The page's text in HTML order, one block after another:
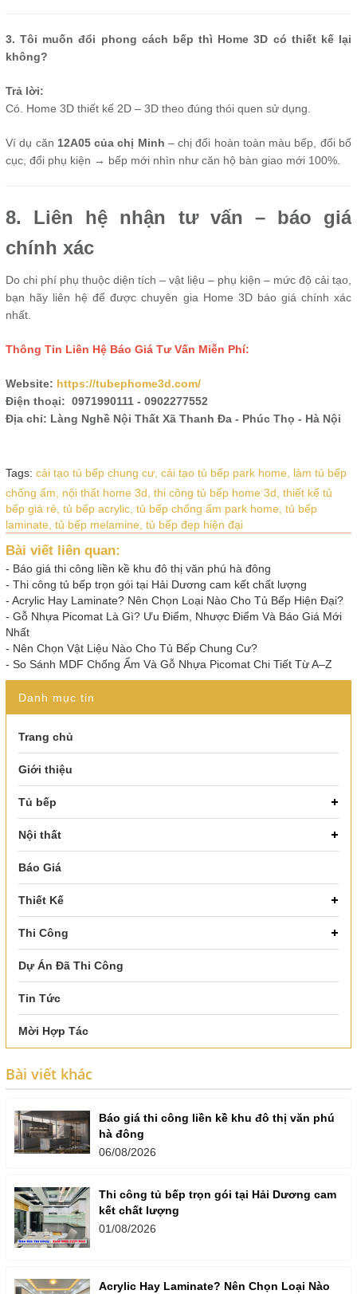
3. Tôi muốn đổi phong cách bếp thì Home 3D có thiết kế lại
không?
Trả lời:
Có. Home 3D thiết kế 2D – 3D theo đúng thói quen sử dụng.
Ví dụ căn 12A05 của chị Minh – chị đổi hoàn toàn màu bếp, đổi bố
cục, đổi phụ kiện → bếp mới nhìn như căn hộ bàn giao mới 100%.
8. Liên hệ nhận tư vấn – báo giá
chính xác
Do chi phí phụ thuộc diện tích – vật liệu – phụ kiện – mức độ cải tạo,
bạn hãy liên hệ để được chuyên gia Home 3D báo giá chính xác
nhất.
Thông Tin Liên Hệ Báo Giá Tư Vấn Miễn Phí:
Website: https://tubephome3d.com/
Điện thoại: 0971990111 - 0902277552
Địa chỉ: Làng Nghề Nội Thất Xã Thanh Đa - Phúc Thọ - Hà Nội
Tags: cải tạo tủ bếp chung cư, cải tạo tủ bếp park home, làm tủ bếp
chống ẩm, nội thất home 3d, thi công tủ bếp home 3d, thiết kế tủ
bếp giá rẻ, tủ bếp acrylic, tủ bếp chống ẩm park home, tủ bếp
laminate, tủ bếp melamine, tủ bếp đẹp hiện đại
Bài viết liên quan:
- Báo giá thi công liền kề khu đô thị văn phú hà đông
- Thi công tủ bếp trọn gói tại Hải Dương cam kết chất lượng
- Acrylic Hay Laminate? Nên Chọn Loại Nào Cho Tủ Bếp Hiện Đại?
- Gỗ Nhựa Picomat Là Gì? Ưu Điểm, Nhược Điểm Và Báo Giá Mới
Nhất
- Nên Chọn Vật Liệu Nào Cho Tủ Bếp Chung Cư?
- So Sánh MDF Chống Ẩm Và Gỗ Nhựa Picomat Chi Tiết Từ A–Z
Danh mục tin
Trang chủ
Giới thiệu
Tủ bếp
Nội thất
Báo Giá
Thiết Kế
Thi Công
Dự Án Đã Thi Công
Tin Tức
Mời Hợp Tác
Bài viết khác
Báo giá thi công liền kề khu đô thị văn phú
hà đông
06/08/2026
Thi công tủ bếp trọn gói tại Hải Dương cam
kết chất lượng
01/08/2026
Acrylic Hay Laminate? Nên Chọn Loại Nào